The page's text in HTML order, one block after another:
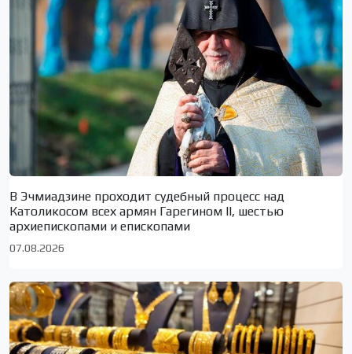
В Эчмиадзине проходит судебный процесс над
Католикосом всех армян Гарегином II, шестью
архиепископами и епископами
07.08.2026